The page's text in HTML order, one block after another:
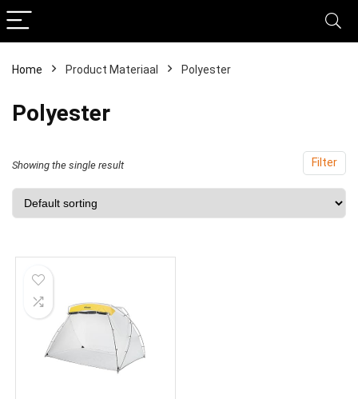
Home Product Materiaal ‎Polyester
‎Polyester
Filter
Showing the single result